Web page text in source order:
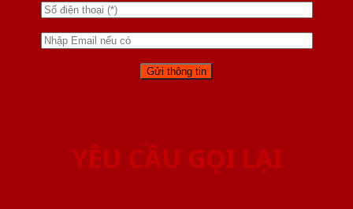
YÊU CẦU GỌI LẠI